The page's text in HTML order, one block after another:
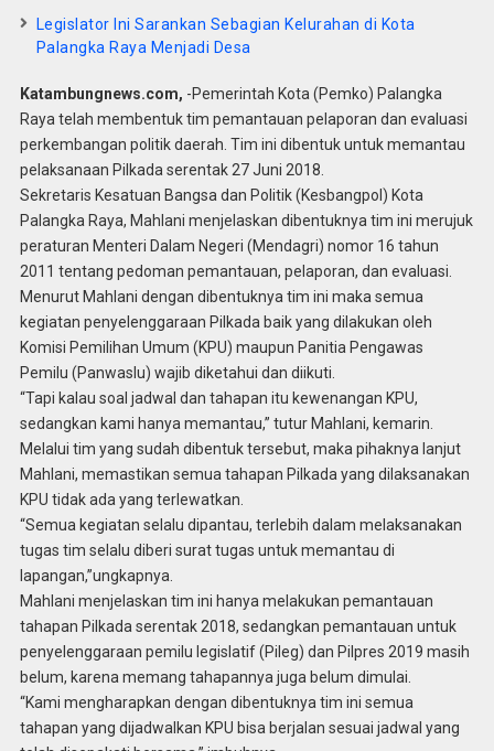
Legislator Ini Sarankan Sebagian Kelurahan di Kota
Palangka Raya Menjadi Desa
Katambungnews.com, -Pemerintah Kota (Pemko) Palangka
Raya telah membentuk tim pemantauan pelaporan dan evaluasi
perkembangan politik daerah. Tim ini dibentuk untuk memantau
pelaksanaan Pilkada serentak 27 Juni 2018.
Sekretaris Kesatuan Bangsa dan Politik (Kesbangpol) Kota
Palangka Raya, Mahlani menjelaskan dibentuknya tim ini merujuk
peraturan Menteri Dalam Negeri (Mendagri) nomor 16 tahun
2011 tentang pedoman pemantauan, pelaporan, dan evaluasi.
Menurut Mahlani dengan dibentuknya tim ini maka semua
kegiatan penyelenggaraan Pilkada baik yang dilakukan oleh
Komisi Pemilihan Umum (KPU) maupun Panitia Pengawas
Pemilu (Panwaslu) wajib diketahui dan diikuti.
“Tapi kalau soal jadwal dan tahapan itu kewenangan KPU,
sedangkan kami hanya memantau,” tutur Mahlani, kemarin.
Melalui tim yang sudah dibentuk tersebut, maka pihaknya lanjut
Mahlani, memastikan semua tahapan Pilkada yang dilaksanakan
KPU tidak ada yang terlewatkan.
“Semua kegiatan selalu dipantau, terlebih dalam melaksanakan
tugas tim selalu diberi surat tugas untuk memantau di
lapangan,”ungkapnya.
Mahlani menjelaskan tim ini hanya melakukan pemantauan
tahapan Pilkada serentak 2018, sedangkan pemantauan untuk
penyelenggaraan pemilu legislatif (Pileg) dan Pilpres 2019 masih
belum, karena memang tahapannya juga belum dimulai.
“Kami mengharapkan dengan dibentuknya tim ini semua
tahapan yang dijadwalkan KPU bisa berjalan sesuai jadwal yang